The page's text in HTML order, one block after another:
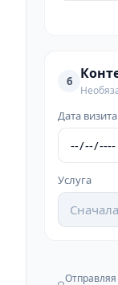
6
Дата визита
Услуга